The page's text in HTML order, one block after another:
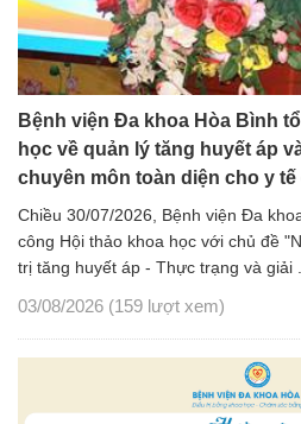
Bệnh viện Đa khoa Hòa Bình
học về quản lý tăng huyết áp
chuyên môn toàn diện cho y
Chiều 30/07/2026, Bệnh viện Đa
công Hội thảo khoa học với chủ đề
trị tăng huyết áp - Thực trạng và giải
03/08/2026 (159 lượt xem)